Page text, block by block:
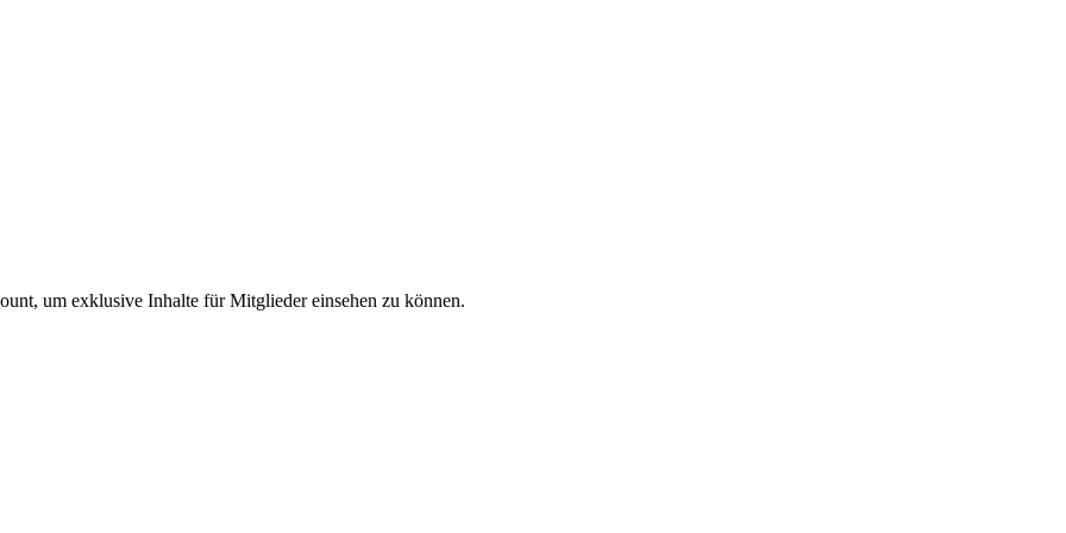
um exklusive Inhalte für Mitglieder einsehen zu können.